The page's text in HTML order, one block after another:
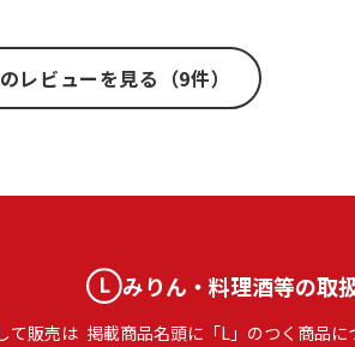
レビューを見る（9件）
て販売は
みりん・料理酒等の取
掲載商品名頭に「L」のつく商品